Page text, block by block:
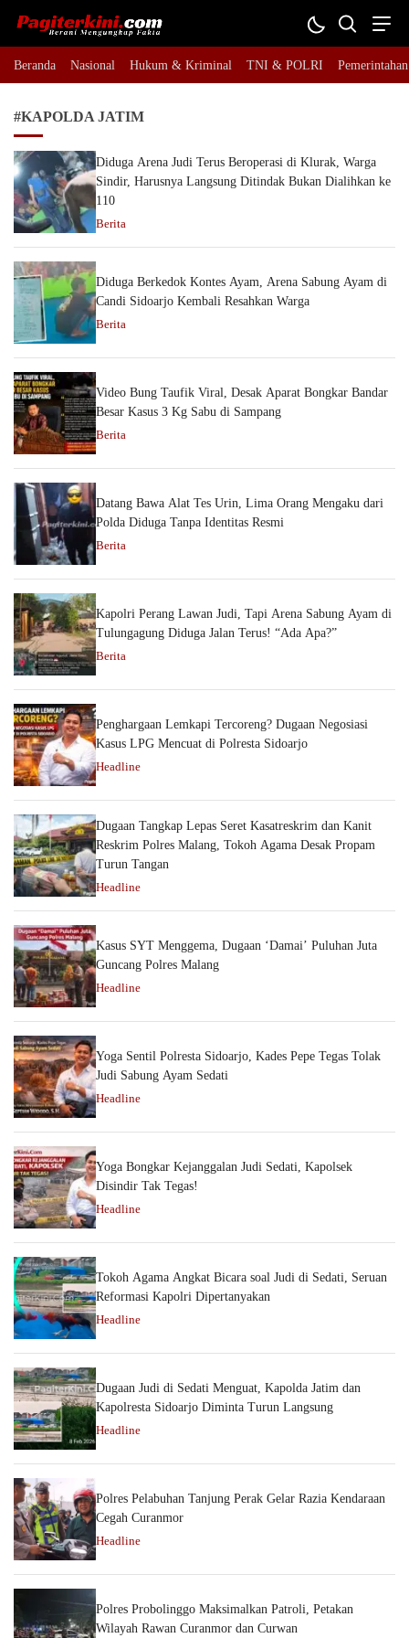
Pagiterkini.com
Berani Mengungkap Fakta
Beranda Nasional Hukum & Kriminal TNI & POLRI Pemerintahan
#KAPOLDA JATIM
Diduga Arena Judi Terus Beroperasi di Klurak, Warga
Sindir, Harusnya Langsung Ditindak Bukan Dialihkan ke
110
Berita
Diduga Berkedok Kontes Ayam, Arena Sabung Ayam di
Candi Sidoarjo Kembali Resahkan Warga
Berita
Video Bung Taufik Viral, Desak Aparat Bongkar Bandar
Besar Kasus 3 Kg Sabu di Sampang
Berita
Datang Bawa Alat Tes Urin, Lima Orang Mengaku dari
Polda Diduga Tanpa Identitas Resmi
Berita
Kapolri Perang Lawan Judi, Tapi Arena Sabung Ayam di
Tulungagung Diduga Jalan Terus! “Ada Apa?”
Berita
Penghargaan Lemkapi Tercoreng? Dugaan Negosiasi
Kasus LPG Mencuat di Polresta Sidoarjo
Headline
Dugaan Tangkap Lepas Seret Kasatreskrim dan Kanit
Reskrim Polres Malang, Tokoh Agama Desak Propam
Turun Tangan
Headline
Kasus SYT Menggema, Dugaan ‘Damai’ Puluhan Juta
Guncang Polres Malang
Headline
Yoga Sentil Polresta Sidoarjo, Kades Pepe Tegas Tolak
Judi Sabung Ayam Sedati
Headline
Yoga Bongkar Kejanggalan Judi Sedati, Kapolsek
Disindir Tak Tegas!
Headline
Tokoh Agama Angkat Bicara soal Judi di Sedati, Seruan
Reformasi Kapolri Dipertanyakan
Headline
Dugaan Judi di Sedati Menguat, Kapolda Jatim dan
Kapolresta Sidoarjo Diminta Turun Langsung
Headline
Polres Pelabuhan Tanjung Perak Gelar Razia Kendaraan
Cegah Curanmor
Headline
Polres Probolinggo Maksimalkan Patroli, Petakan
Wilayah Rawan Curanmor dan Curwan